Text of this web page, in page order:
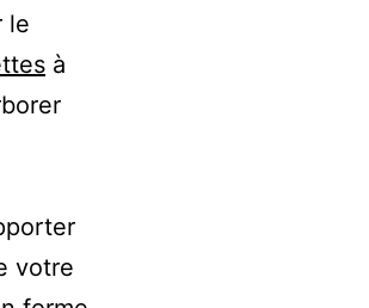
le
à
votre